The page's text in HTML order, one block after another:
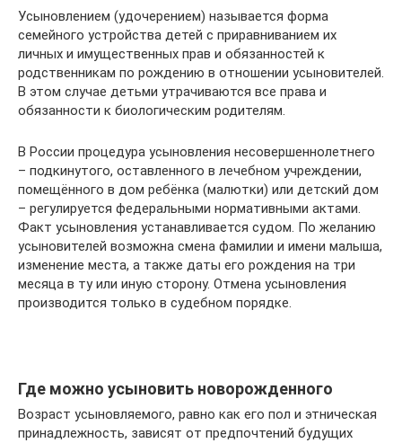
Усыновлением (удочерением) называется форма
семейного устройства детей с приравниванием их
личных и имущественных прав и обязанностей к
родственникам по рождению в отношении усыновителей.
В этом случае детьми утрачиваются все права и
обязанности к биологическим родителям.
В России процедура усыновления несовершеннолетнего
– подкинутого, оставленного в лечебном учреждении,
помещённого в дом ребёнка (малютки) или детский дом
– регулируется федеральными нормативными актами.
Факт усыновления устанавливается судом. По желанию
усыновителей возможна смена фамилии и имени малыша,
изменение места, а также даты его рождения на три
месяца в ту или иную сторону. Отмена усыновления
производится только в судебном порядке.
Где можно усыновить новорожденного
Возраст усыновляемого, равно как его пол и этническая
принадлежность, зависят от предпочтений будущих